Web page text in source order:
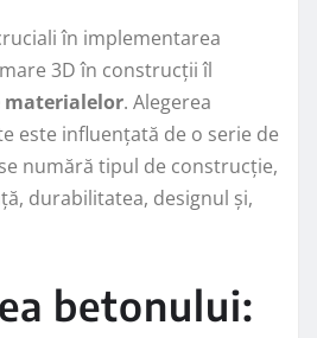
în implementarea
3D în construcții îl
materialelor. Alegerea
este influențată de o serie de
numără tipul de construcție,
durabilitatea, designul și,
betonului: